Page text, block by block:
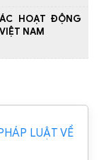
HOẠT ĐỘNG
NAM
LUẬT VỀ